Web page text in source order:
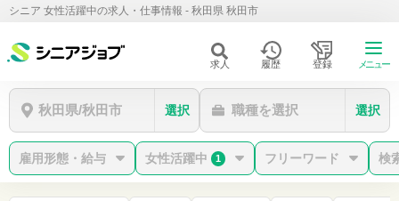
シニア 女性活躍中の求人・仕事情報 - 秋田県 秋田市
求人 履歴 登録 メニュー
秋田県/秋田市 選択 職種を選択 選択
雇用形態・給与 女性活躍中 1 フリーワード 検